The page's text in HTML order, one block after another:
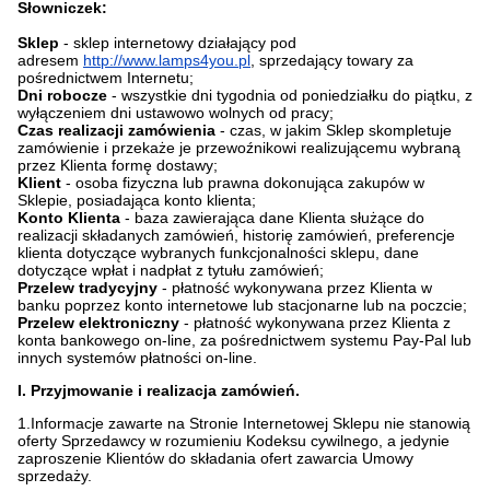
Słowniczek:
Sklep - sklep internetowy działający pod
adresem http://www.lamps4you.pl , sprzedający towary za
pośrednictwem Internetu;
Dni robocze - wszystkie dni tygodnia od poniedziałku do piątku, z
wyłączeniem dni ustawowo wolnych od pracy;
Czas realizacji zamówienia - czas, w jakim Sklep skompletuje
zamówienie i przekaże je przewoźnikowi realizującemu wybraną
przez Klienta formę dostawy;
Klient - osoba fizyczna lub prawna dokonująca zakupów w
Sklepie, posiadająca konto klienta;
Konto Klienta - baza zawierająca dane Klienta służące do
realizacji składanych zamówień, historię zamówień, preferencje
klienta dotyczące wybranych funkcjonalności sklepu, dane
dotyczące wpłat i nadpłat z tytułu zamówień;
Przelew tradycyjny - płatność wykonywana przez Klienta w
banku poprzez konto internetowe lub stacjonarne lub na poczcie;
Przelew elektroniczny - płatność wykonywana przez Klienta z
konta bankowego on-line, za pośrednictwem systemu Pay-Pal lub
innych systemów płatności on-line.
I. Przyjmowanie i realizacja zamówień.
1.Informacje zawarte na Stronie Internetowej Sklepu nie stanowią
oferty Sprzedawcy w rozumieniu Kodeksu cywilnego, a jedynie
zaproszenie Klientów do składania ofert zawarcia Umowy
sprzedaży.